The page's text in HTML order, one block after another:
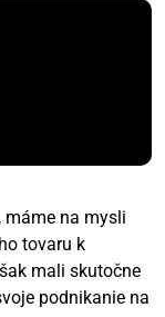
máme na mysli
tovaru k
mali skutočne
podnikanie na